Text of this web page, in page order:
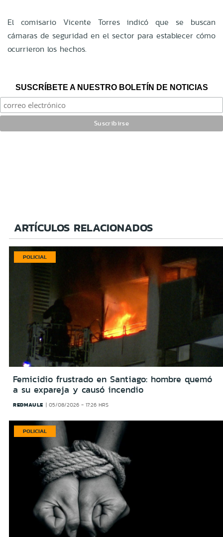
El comisario Vicente Torres indicó que se buscan
cámaras de seguridad en el sector para establecer cómo
ocurrieron los hechos.
SUSCRÍBETE A NUESTRO BOLETÍN DE NOTICIAS
ARTÍCULOS RELACIONADOS
POLICIAL
Femicidio frustrado en Santiago: hombre quemó
a su expareja y causó incendio
REDMAULE 05/08/2026 - 17:26 HRS
POLICIAL